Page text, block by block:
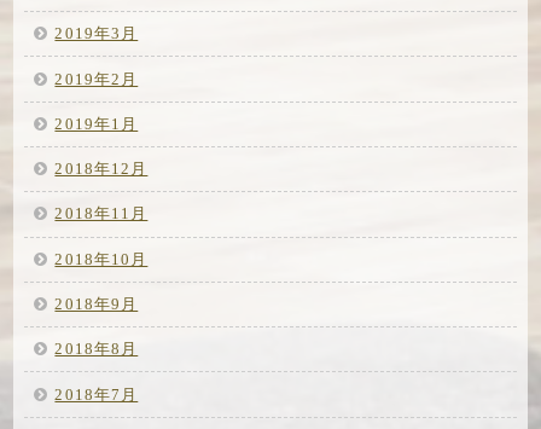
2019年3月
2019年2月
2019年1月
2018年12月
2018年11月
2018年10月
2018年9月
2018年8月
2018年7月